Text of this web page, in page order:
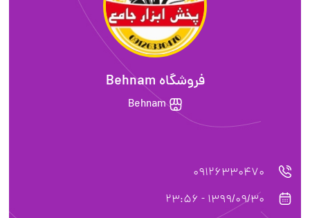
فروشگاه Behnam
Behnam
09126330470
1399/09/30 - 23:56